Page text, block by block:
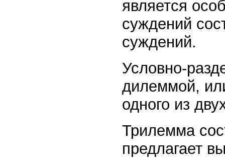
является
суждений
суждений.
Условно-
дилеммой,
одного из
Трилемма
предлагает